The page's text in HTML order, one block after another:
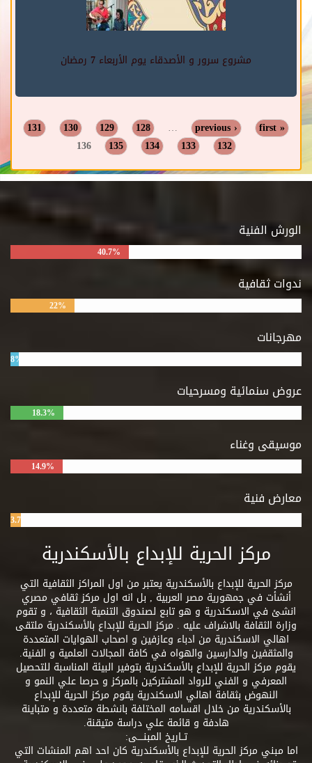
مشروع سرور و الأصدقاء يوم الأربعاء 7 رمضان
Pages
« first
‹ previous
…
128
129
130
131
132
133
134
135
136
الورش الفنية
40.7%
ندوات ثقافية
22%
مهرجانات
8%
عروض سنمائية ومسرحيات
18.3%
موسيقى وغناء
14.9%
معارض فنية
3.7%
مركز الحرية للإبداع بالأسكندرية
مركز الحرية للإبداع بالأسكندرية يعتبر من اول المراكز الثقافية التي
أنشأت في جمهورية مصر العربية , بل انه اول مركز ثقافي مصري
انشئ في الاسكندرية و هو تابع لصندوق التنمية الثقافية ، و تقوم
وزارة الثقافة بالاشراف عليه . مركز الحرية للإبداع بالأسكندرية ملتقى
اهالي الاسكندرية من ادباء وعازفين و اصحاب الهوايات المتعددة
والمثقفين والدارسين والهواه في كافة المجالات العلمية و الفنية.
يقوم مركز الحرية للإبداع بالأسكندرية بتوفير البيئة المناسبة للتحصيل
المعرفي و الفني للرواد المشتركين بالمركز و حرصا علي النمو و
النهوض بثقافة اهالي الاسكندرية يقوم مركز الحرية للإبداع
بالأسكندرية من خلال اقسامه المختلفة بانشطة متعددة و متباينة
هادفة و قائمة علي دراسة متيقنة.
تــاريخ المبنــــى:
اما مبني مركز الحرية للإبداع بالأسكندرية كان احد اهم المنشات التي